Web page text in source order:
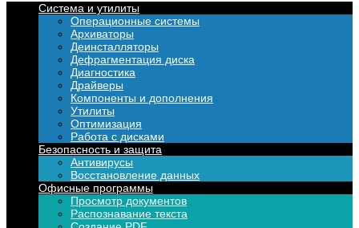
Система и утилиты
Операционные системы
Архиваторы
Деинсталляторы
Дефрагментация диска
Диагностика
Драйверы
Компоненты и дополнения
Утилиты
Оптимизация
Работа с дисками
Безопасность и защита
Антивирусы
Восстановление данных
Офисные программы
Просмотр документов
Распознавание текста